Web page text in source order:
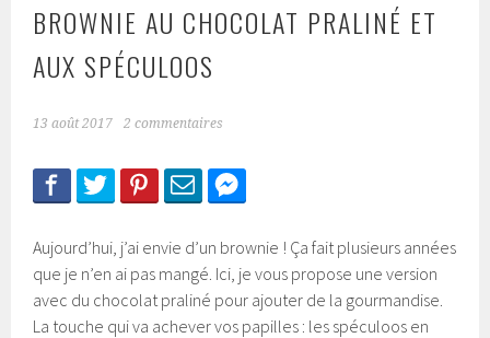
BROWNIE AU CHOCOLAT PRALINÉ ET
AUX SPÉCULOOS
13 août 2017 2 commentaires
Aujourd’hui, j’ai envie d’un brownie ! Ça fait plusieurs années
que je n’en ai pas mangé. Ici, je vous propose une version
avec du chocolat praliné pour ajouter de la gourmandise.
La touche qui va achever vos papilles : les spéculoos en